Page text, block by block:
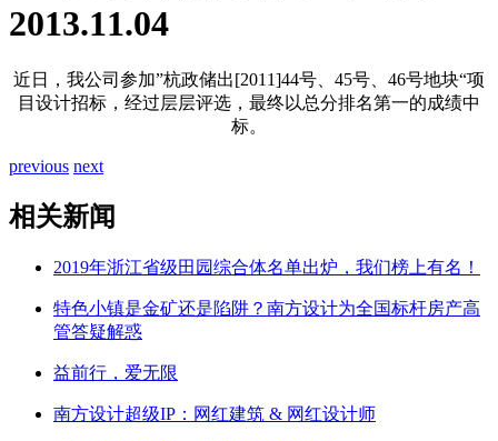
2013.11.04
近日，我公司参加”杭政储出[2011]44号、45号、46号地块“项
目设计招标，经过层层评选，最终以总分排名第一的成绩中
标。
previous next
相关新闻
2019年浙江省级田园综合体名单出炉，我们榜上有名！
特色小镇是金矿还是陷阱？南方设计为全国标杆房产高
管答疑解惑
益前行，爱无限
南方设计超级IP：网红建筑 & 网红设计师